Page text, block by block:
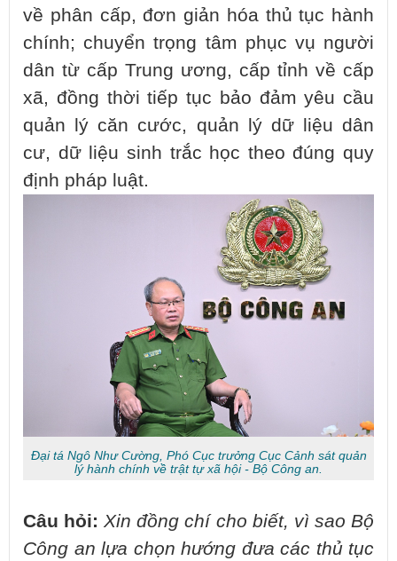
về phân cấp, đơn giản hóa thủ tục hành
chính; chuyển trọng tâm phục vụ người
dân từ cấp Trung ương, cấp tỉnh về cấp
xã, đồng thời tiếp tục bảo đảm yêu cầu
quản lý căn cước, quản lý dữ liệu dân
cư, dữ liệu sinh trắc học theo đúng quy
định pháp luật.
Đại tá Ngô Như Cường, Phó Cục trưởng Cục Cảnh sát quản
lý hành chính về trật tự xã hội - Bộ Công an.
Câu hỏi:Xin đồng chí cho biết, vì sao Bộ
Công an lựa chọn hướng đưa các thủ tục